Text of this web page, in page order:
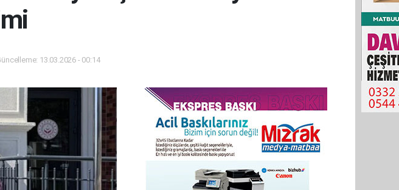
13.03.2026 - 00:14